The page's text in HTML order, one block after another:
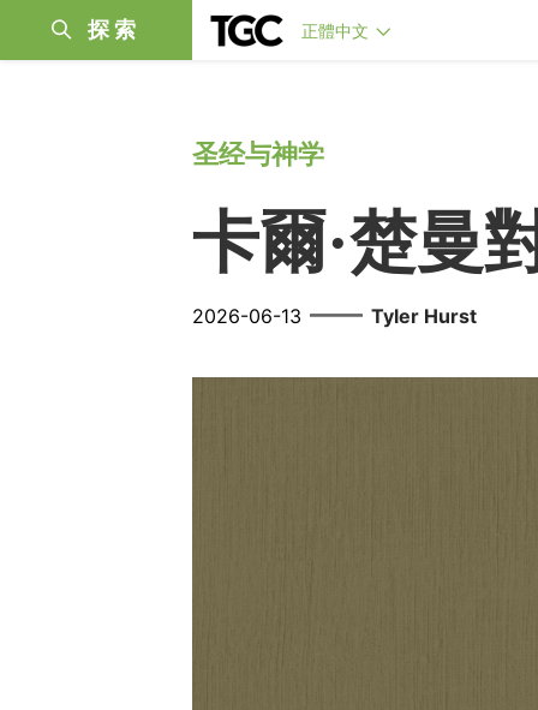
探索 正體中文
圣经与神学
卡爾·楚曼
2026-06-13 —— Tyler Hurst